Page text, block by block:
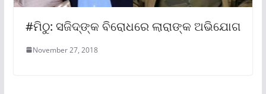
#ମିଠୁ: ସଜିଦ୍ଙ୍କ ବିରୋଧରେ ଲାରାଙ୍କ ଅଭିଯୋଗ
November 27, 2018